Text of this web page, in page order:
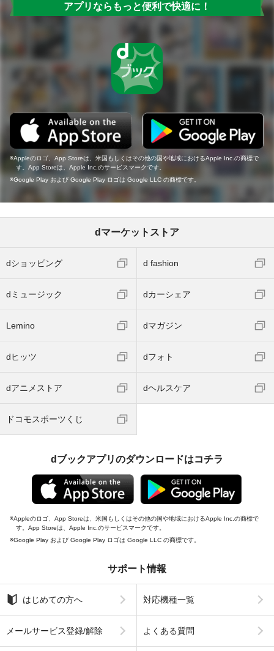
アプリならもっと便利で快適に！
Appleのロゴ、App Storeは、米国もしくはその他の国や地域におけるApple Inc.の商標で
す。App Storeは、Apple Inc.のサービスマークです。
Google Play および Google Play ロゴは Google LLC の商標です。
dマーケットストア
dショッピング d fashion
dミュージック dカーシェア
Lemino dマガジン
dヒッツ dフォト
dアニメストア dヘルスケア
ドコモスポーツくじ
dブックアプリのダウンロードはコチラ
Appleのロゴ、App Storeは、米国もしくはその他の国や地域におけるApple Inc.の商標で
す。App Storeは、Apple Inc.のサービスマークです。
Google Play および Google Play ロゴは Google LLC の商標です。
サポート情報
はじめての方へ 対応機種一覧
メールサービス登録/解除 よくある質問